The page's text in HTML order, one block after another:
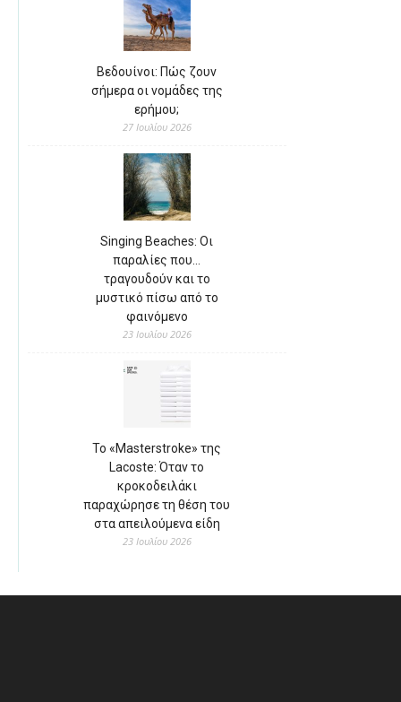
Βεδουίνοι: Πώς ζουν
σήμερα οι νομάδες της
ερήμου;
27 Ιουλίου 2026
Singing Beaches: Οι
παραλίες που…
τραγουδούν και το
μυστικό πίσω από το
φαινόμενο
23 Ιουλίου 2026
Το «Masterstroke» της
Lacoste: Όταν το
κροκοδειλάκι
παραχώρησε τη θέση του
στα απειλούμενα είδη
23 Ιουλίου 2026